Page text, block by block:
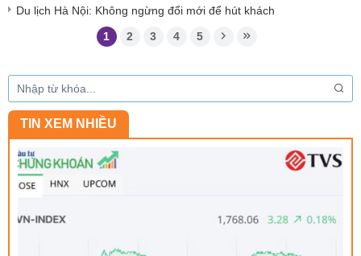
Du lịch Hà Nội: Không ngừng đổi mới để hút khách
1 2 3 4 5
TIN XEM NHIỀU